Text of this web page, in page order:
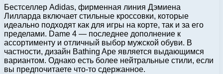
Бестселлер Adidas, фирменная линия Дэмиена
Лилларда включает стильные кроссовки, которые
идеально подходят как для игры на корте, так и за его
пределами. Dame 4 — последнее дополнение к
ассортименту и отличный выбор мужской обуви. В
частности, дизайн Bathing Ape является выдающимся
вариантом. Однако есть более нейтральные стили, если
вы предпочитаете что-то сдержанное.